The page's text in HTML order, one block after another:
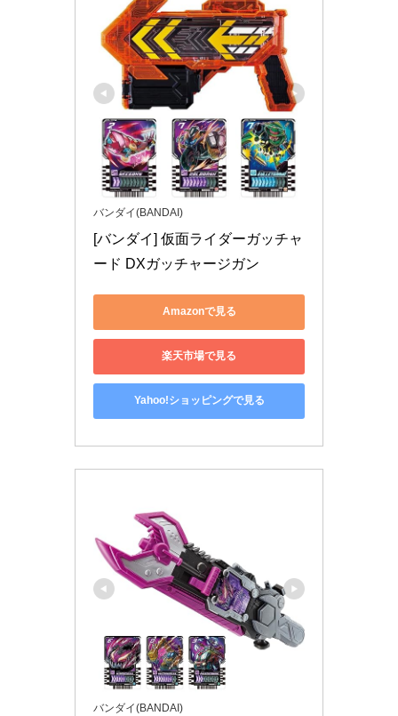
バンダイ(BANDAI)
[バンダイ] 仮面ライダーガッチャ
ード DXガッチャージガン
Amazonで見る
楽天市場で見る
Yahoo!ショッピングで見る
バンダイ(BANDAI)